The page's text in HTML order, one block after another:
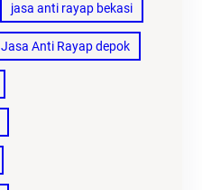
jasa anti rayap bekasi
Jasa Anti Rayap depok